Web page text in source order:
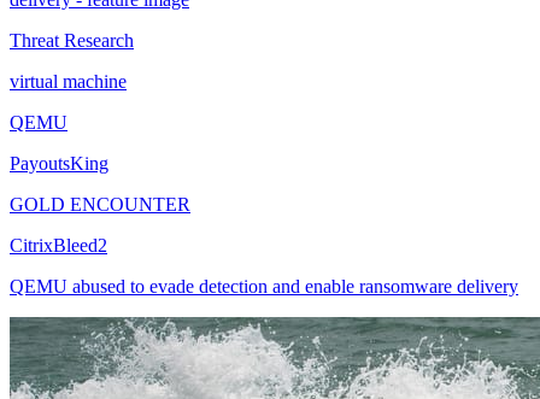
Threat Research
virtual machine
QEMU
PayoutsKing
GOLD ENCOUNTER
CitrixBleed2
QEMU abused to evade detection and enable ransomware delivery